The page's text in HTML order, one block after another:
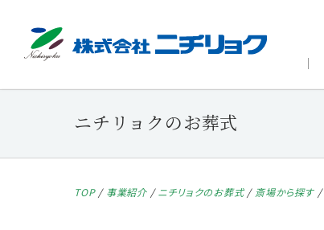
ニチリョクのお葬式
TOP/ 事業紹介 /ニチリョクのお葬式/ 斎場から探す/